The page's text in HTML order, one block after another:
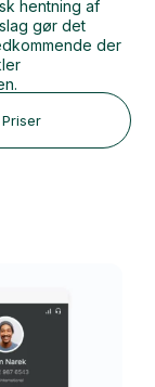
hentning af
gør det
der
Priser